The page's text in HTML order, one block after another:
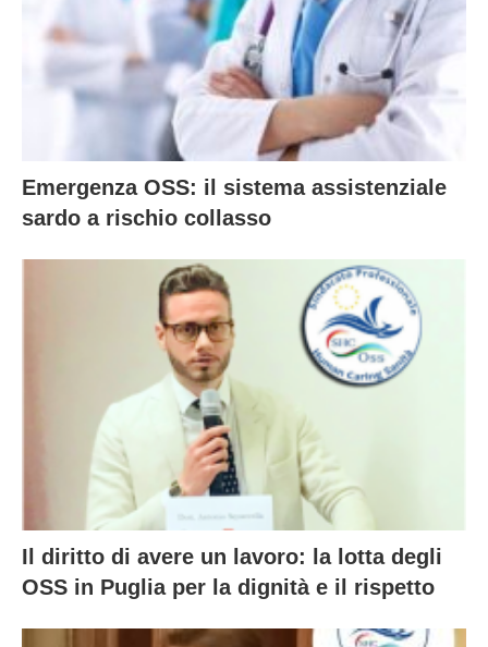
Emergenza OSS: il sistema assistenziale
sardo a rischio collasso
Il diritto di avere un lavoro: la lotta degli
OSS in Puglia per la dignità e il rispetto